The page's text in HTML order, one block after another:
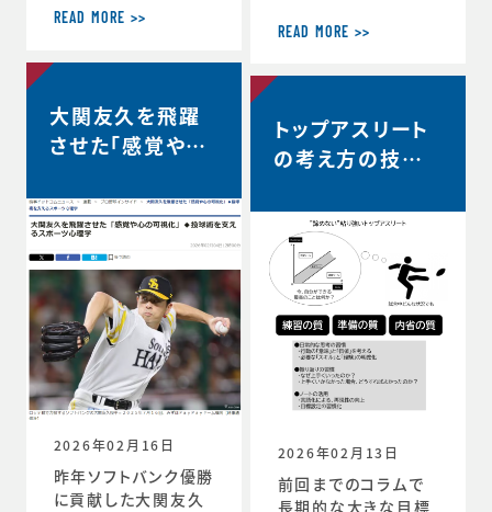
部が、都市対抗野球
選で第2代表戦で勝
が決定しました。 ◆
第97回都市対抗野球
大会 本大会出場決定
動車硬式野球部HPよ
り） https://redcr
uisers.toyotatim
es-sports.toyot
a/news/team_ne
ws-1505
READ MORE >>
京は最終順位5位と
以降、チーム史上最
◆リーグワン2025-2
6 ディビジョン1 最終
順位5位のお知らせ
ズ公式HP） http
s://blackrams-to
kyo.com/news/in
formation/2025-2
026/20260525a.h
tml
READ MORE >>
大関友久を飛躍
させた「感覚や心
術を支えるスポー
ツ心理学【時事ド
ットコムニュー
ス】
2026年02月16日
昨年ソフトバンク優勝
に貢献した大関友久
トップアスリート
の考え方の技術
中、諦めずに粘り
強い選手は何を
考えているの
か？…
2026年02月13日
前回までのコラムで
長期的な大きな目標